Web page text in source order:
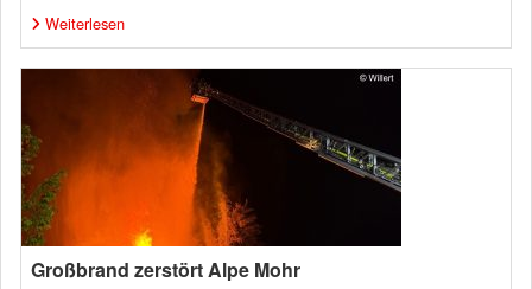
Weiterlesen
Großbrand zerstört Alpe Mohr